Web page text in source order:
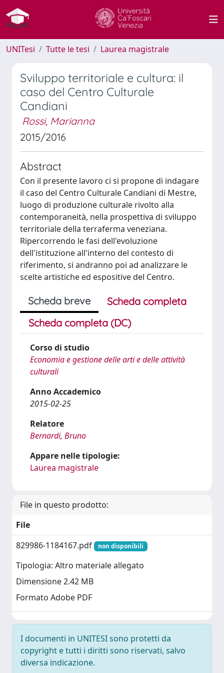
UNITesi Tutte le tesi Laurea magistrale
Sviluppo territoriale e cultura: il
caso del Centro Culturale
Candiani
Rossi, Marianna
2015/2016
Abstract
Con il presente lavoro ci si propone di indagare
il caso del Centro Culturale Candiani di Mestre,
luogo di produzione culturale rivolto alla
contemporaneità, nella prospettiva di sviluppo
territoriale della terraferma veneziana.
Ripercorrendo le fasi dell'evoluzione
dell'istituzione all'interno del contesto di
riferimento, si andranno poi ad analizzare le
scelte artistiche ed espositive del Centro.
Scheda breve
Scheda completa
Scheda completa (DC)
Corso di studio
Economia e gestione delle arti e delle attività
culturali
Anno Accademico
2015-02-25
Relatore
Bernardi, Bruno
Appare nelle tipologie:
Laurea magistrale
File in questo prodotto:
File
829986-1184167.pdf
non disponibili
Tipologia: Altro materiale allegato
Dimensione 2.42 MB
Formato Adobe PDF
I documenti in UNITESI sono protetti da
copyright e tutti i diritti sono riservati, salvo
diversa indicazione.